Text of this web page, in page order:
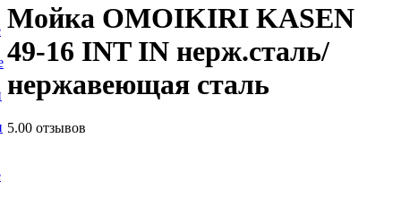
Мойка OMOIKIRI KASEN
49-16 INT IN нерж.сталь/
нержавеющая сталь
5.00 отзывов